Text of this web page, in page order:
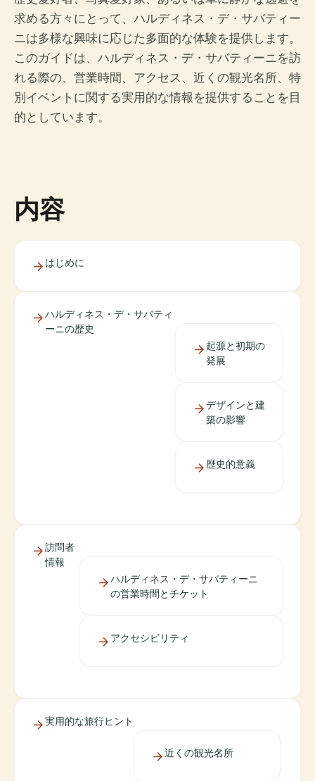
求める方々にとって、ハルディネス・デ・サバティー
ニは多様な興味に応じた多面的な体験を提供します。
このガイドは、ハルディネス・デ・サバティーニを訪
れる際の、営業時間、アクセス、近くの観光名所、特
別イベントに関する実用的な情報を提供することを目
的としています。
内容
はじめに
ハルディネス・デ・サバティ
ーニの歴史
起源と初期の
発展
デザインと建
築の影響
歴史的意義
訪問者
情報
ハルディネス・デ・サバティーニ
の営業時間とチケット
アクセシビリティ
実用的な旅行ヒント
近くの観光名所